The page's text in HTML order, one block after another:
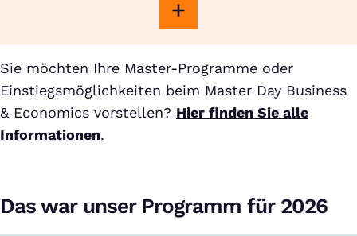
Sie möchten Ihre Master-Programme oder
Einstiegsmöglichkeiten beim Master Day Business
& Economics vorstellen? Hier finden Sie alle
Informationen.
Das war unser Programm für 2026